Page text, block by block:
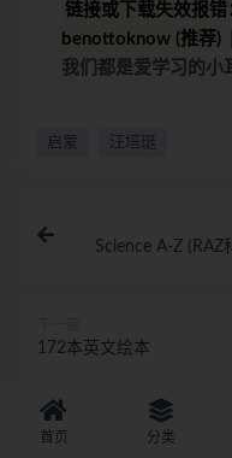
链接或下载失效报错
benottoknow (推荐)
我们都是爱学习的小
启蒙 汪培珽
Science A-Z (RAZ
172本英文绘本
相关文章
首页 分类